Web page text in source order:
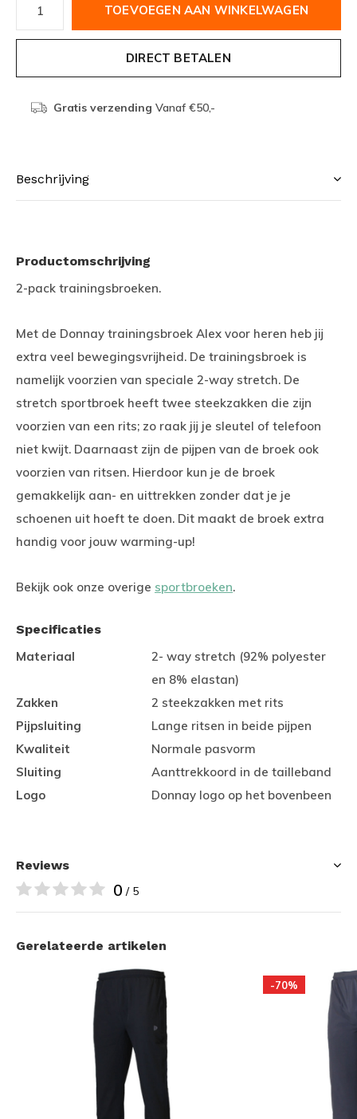
TOEVOEGEN AAN WINKELWAGEN
DIRECT BETALEN
Gratis verzending Vanaf €50,-
Beschrijving
Productomschrijving
2-pack trainingsbroeken.
Met de Donnay trainingsbroek Alex voor heren heb jij
extra veel bewegingsvrijheid. De trainingsbroek is
namelijk voorzien van speciale 2-way stretch. De
stretch sportbroek heeft twee steekzakken die zijn
voorzien van een rits; zo raak jij je sleutel of telefoon
niet kwijt. Daarnaast zijn de pijpen van de broek ook
voorzien van ritsen. Hierdoor kun je de broek
gemakkelijk aan- en uittrekken zonder dat je je
schoenen uit hoeft te doen. Dit maakt de broek extra
handig voor jouw warming-up!
Bekijk ook onze overige sportbroeken.
Specificaties
Materiaal
2- way stretch (92% polyester
en 8% elastan)
Zakken
2 steekzakken met rits
Pijpsluiting
Lange ritsen in beide pijpen
Kwaliteit
Normale pasvorm
Sluiting
Aanttrekkoord in de tailleband
Logo
Donnay logo op het bovenbeen
Reviews
0 / 5
Gerelateerde artikelen
-70%